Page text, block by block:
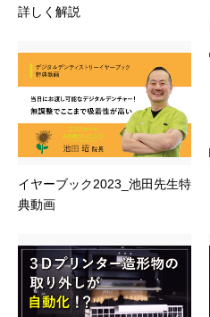
詳しく解説
イヤーブック2023_池田先生特
典動画